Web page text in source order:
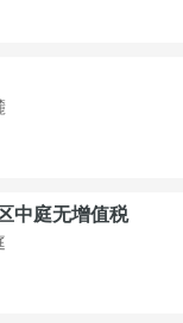
中庭无增值税